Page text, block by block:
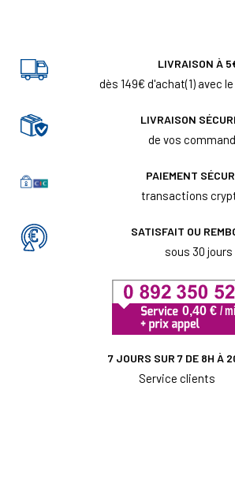
LIVRAISON À
dès 149€ d'achat(1) avec
LIVRAISON
de vos
PAIEMENT
transactions
SATISFAIT OU
sous 30 jours
7 JOURS SUR 7 DE 8H À
Service clients